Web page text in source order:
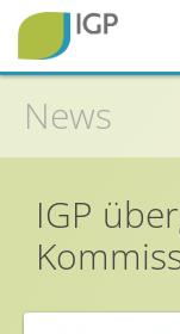
Gesunde
In der
News
IGP